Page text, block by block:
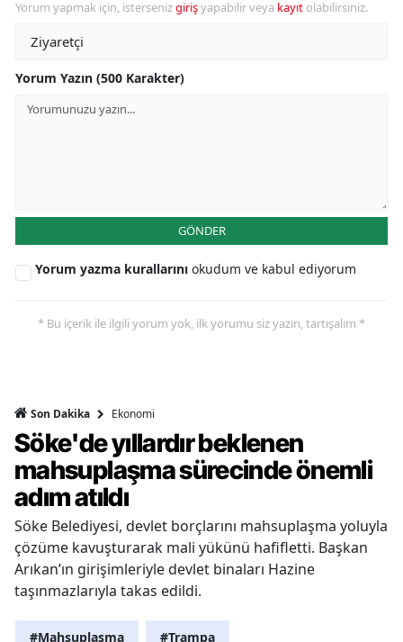
Yorum yapmak için, istersenizgirişyapabilir veya kayıt olabilirsiniz.
Yorum Yazın (500 Karakter)
GÖNDER
Yorum yazma kurallarını okudum ve kabul ediyorum
* Bu içerik ile ilgili yorum yok, ilk yorumu siz yazın, tartışalım *
Son Dakika Ekonomi
Söke'de yıllardır beklenen
mahsuplaşma sürecinde önemli
adım atıldı
Söke Belediyesi, devlet borçlarını mahsuplaşma yoluyla
çözüme kavuşturarak mali yükünü hafifletti. Başkan
Arıkan’ın girişimleriyle devlet binaları Hazine
taşınmazlarıyla takas edildi.
#Mahsuplaşma #Trampa